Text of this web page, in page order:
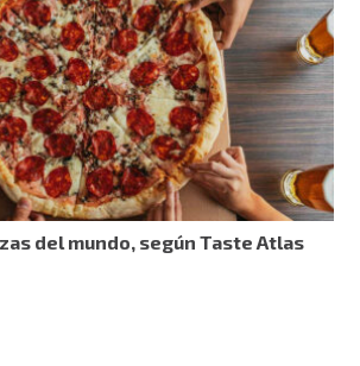
del mundo, según Taste Atlas